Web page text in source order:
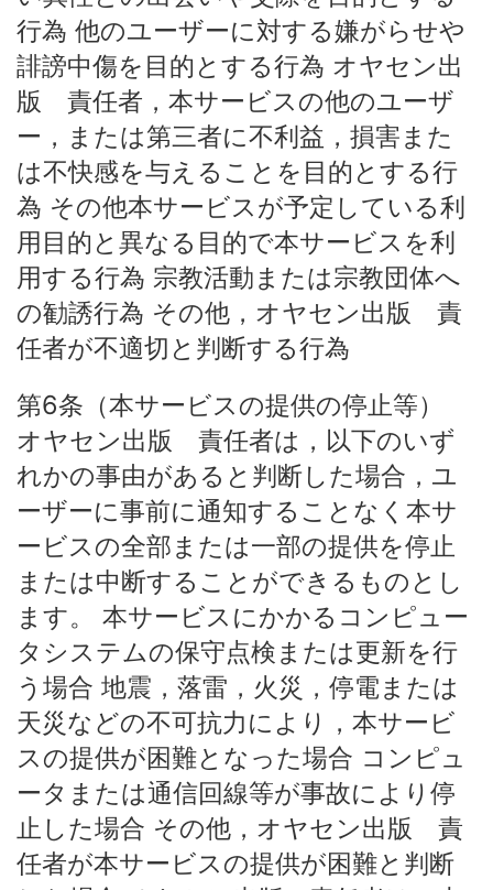
行為 他のユーザーに対する嫌がらせや
誹謗中傷を目的とする行為 オヤセン出
版 責任者，本サービスの他のユーザ
ー，または第三者に不利益，損害また
は不快感を与えることを目的とする行
為 その他本サービスが予定している利
用目的と異なる目的で本サービスを利
用する行為 宗教活動または宗教団体へ
の勧誘行為 その他，オヤセン出版 責
任者が不適切と判断する行為
第6条（本サービスの提供の停止等）
オヤセン出版 責任者は，以下のいず
れかの事由があると判断した場合，ユ
ーザーに事前に通知することなく本サ
ービスの全部または一部の提供を停止
または中断することができるものとし
ます。 本サービスにかかるコンピュー
タシステムの保守点検または更新を行
う場合 地震，落雷，火災，停電または
天災などの不可抗力により，本サービ
スの提供が困難となった場合 コンピュ
ータまたは通信回線等が事故により停
止した場合 その他，オヤセン出版 責
任者が本サービスの提供が困難と判断